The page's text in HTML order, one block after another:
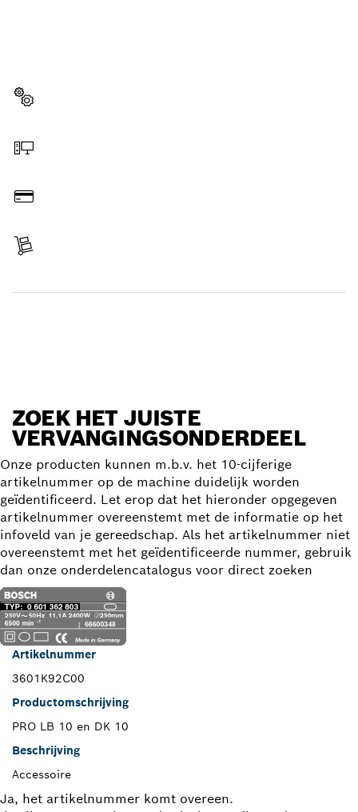
ZOEK HET JUISTE
VERVANGINGSONDERDEEL
Onze producten kunnen m.b.v. het 10-cijferige
artikelnummer op de machine duidelijk worden
geïdentificeerd. Let erop dat het hieronder opgegeven
artikelnummer overeenstemt met de informatie op het
infoveld van je gereedschap. Als het artikelnummer niet
overeenstemt met het geïdentificeerde nummer, gebruik
dan onze onderdelencatalogus voor direct zoeken
Artikelnummer
3601K92C00
Productomschrijving
PRO LB 10 en DK 10
Beschrijving
Accessoire
Ja, het artikelnummer komt overeen.